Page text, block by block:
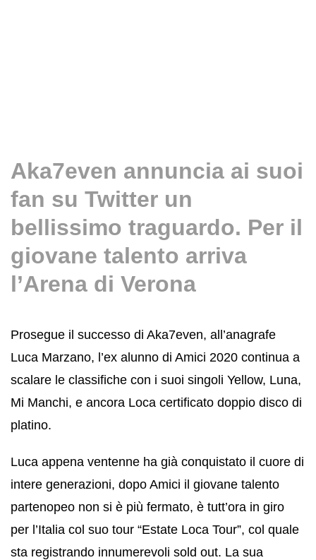
Aka7even annuncia ai suoi
fan su Twitter un
bellissimo traguardo. Per il
giovane talento arriva
l’Arena di Verona
Prosegue il successo di Aka7even, all’anagrafe
Luca Marzano, l’ex alunno di Amici 2020 continua a
scalare le classifiche con i suoi singoli Yellow, Luna,
Mi Manchi, e ancora Loca certificato doppio disco di
platino.
Luca appena ventenne ha già conquistato il cuore di
intere generazioni, dopo Amici il giovane talento
partenopeo non si è più fermato, è tutt’ora in giro
per l’Italia col suo tour “Estate Loca Tour”, col quale
sta registrando innumerevoli sold out. La sua